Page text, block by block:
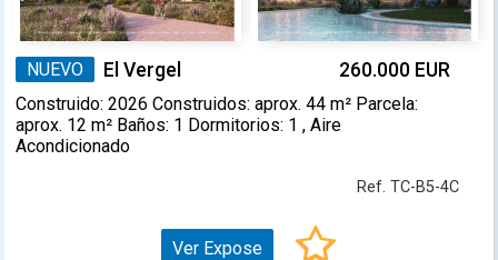
NUEVO El Vergel 260.000 EUR
Construido: 2026 Construidos: aprox. 44 m² Parcela:
aprox. 12 m² Baños: 1 Dormitorios: 1 , Aire
Acondicionado
Ref. TC-B5-4C
Ver Expose